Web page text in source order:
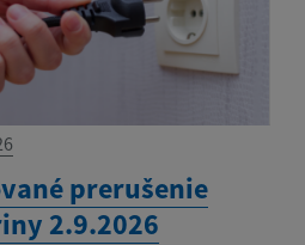
prerušenie
2.9.2026